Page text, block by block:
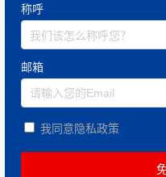
称呼
邮箱
我同意隐私政策